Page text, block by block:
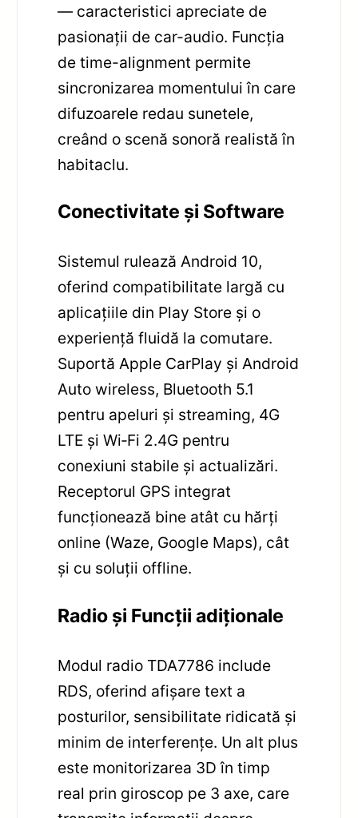
— caracteristici apreciate de
pasionații de car-audio. Funcția
de time-alignment permite
sincronizarea momentului în care
difuzoarele redau sunetele,
creând o scenă sonoră realistă în
habitaclu.
Conectivitate și Software
Sistemul rulează Android 10,
oferind compatibilitate largă cu
aplicațiile din Play Store și o
experiență fluidă la comutare.
Suportă Apple CarPlay și Android
Auto wireless, Bluetooth 5.1
pentru apeluri și streaming, 4G
LTE și Wi‑Fi 2.4G pentru
conexiuni stabile și actualizări.
Receptorul GPS integrat
funcționează bine atât cu hărți
online (Waze, Google Maps), cât
și cu soluții offline.
Radio și Funcții adiționale
Modul radio TDA7786 include
RDS, oferind afișare text a
posturilor, sensibilitate ridicată și
minim de interferențe. Un alt plus
este monitorizarea 3D în timp
real prin giroscop pe 3 axe, care